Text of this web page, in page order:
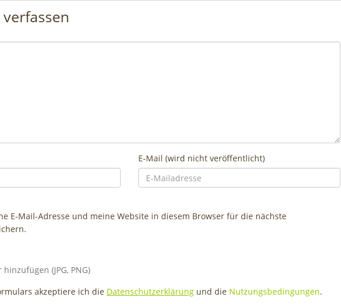
E-Mail (wird nicht veröffentlicht)
E-Mail-Adresse und meine Website in diesem Browser für die nächste
(JPG, PNG)
akzeptiere ich die Datenschutzerklärung und die Nutzungsbedingungen.